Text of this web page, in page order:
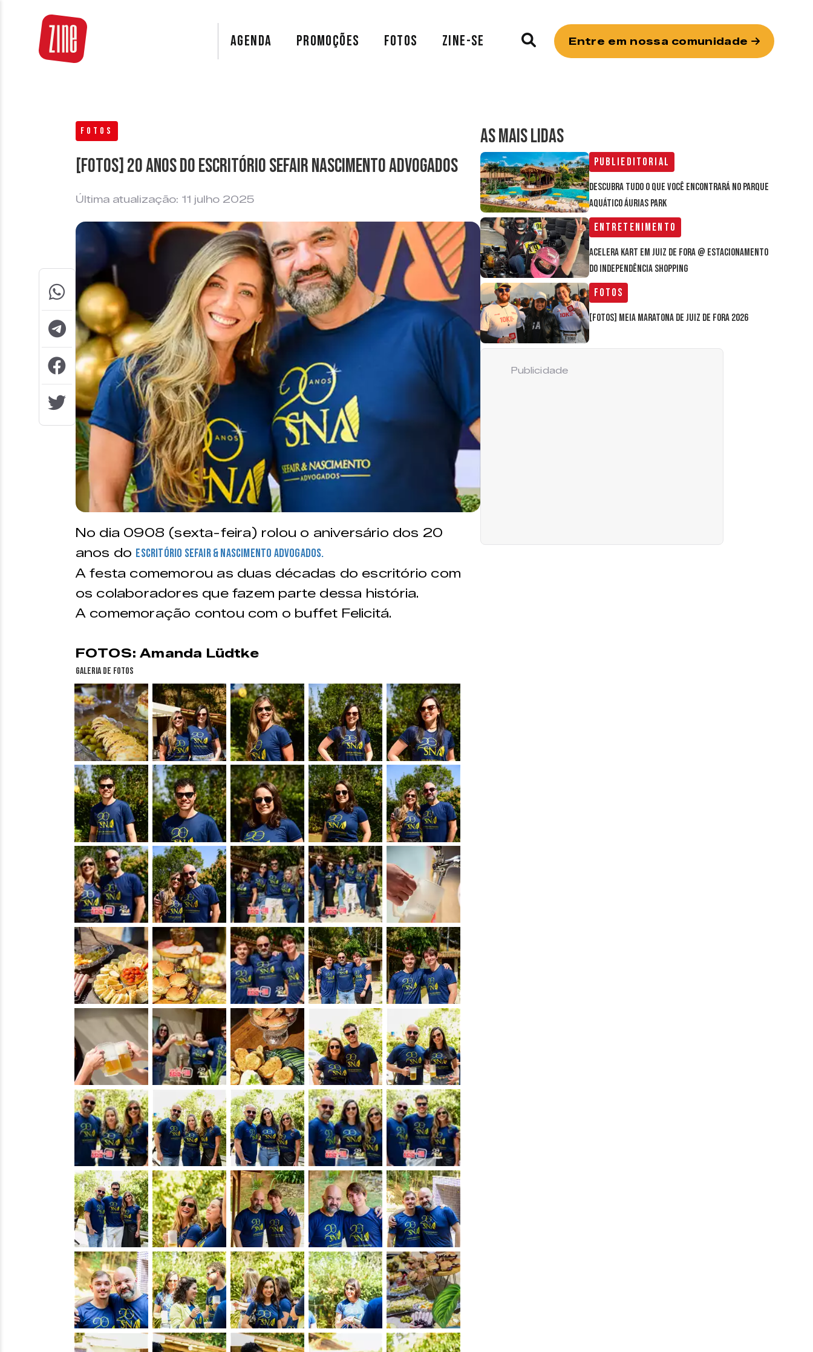
AGENDA PROMOÇÕES FOTOS ZINE-SE Entre em nossa comunidade
FOTOS
[FOTOS] 20 anos do escritório Sefair Nascimento Advogados
Última atualização: 11 julho 2025
No dia 0908 (sexta-feira) rolou o aniversário dos 20
anos do escritório Sefair & Nascimento Advogados.
A festa comemorou as duas décadas do escritório com
os colaboradores que fazem parte dessa história.
A comemoração contou com o buffet Felicitá.
FOTOS: Amanda Lüdtke
Galeria de fotos
&nbsp; &nbsp; &nbsp; &nbsp; &nbsp;
&nbsp; &nbsp; &nbsp; &nbsp; &nbsp;
&nbsp; &nbsp; &nbsp; &nbsp; &nbsp;
&nbsp; &nbsp; &nbsp; &nbsp; &nbsp;
&nbsp; &nbsp; &nbsp;
&nbsp; &nbsp; &nbsp; &nbsp; &nbsp;
&nbsp; &nbsp; &nbsp; &nbsp; &nbsp;
&nbsp; &nbsp; &nbsp; &nbsp; &nbsp;
&nbsp; &nbsp; &nbsp; &nbsp; &nbsp;
AS MAIS LIDAS
Publieditorial
Descubra tudo o que você encontrará no parque
aquático Áurias Park
Entretenimento
Acelera Kart em Juiz de Fora @ estacionamento
do Independência Shopping
Fotos
[FOTOS] Meia Maratona de Juiz de Fora 2026
Publicidade